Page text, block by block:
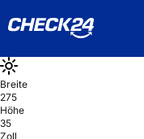
Breite
275
Höhe
35
Zoll